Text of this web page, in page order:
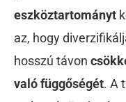
eszköztartományt
az, hogy
hosszú távon
való függőségét. A